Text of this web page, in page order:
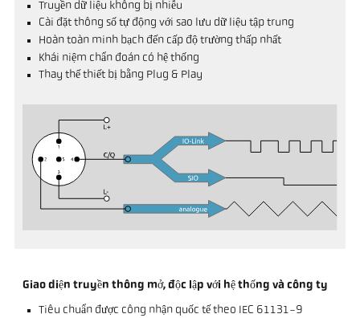
Truyền dữ liệu không bị nhiễu
Cài đặt thông số tự động với sao lưu dữ liệu tập trung
Hoàn toàn minh bạch đến cấp độ trường thấp nhất
Khái niệm chẩn đoán có hệ thống
Thay thế thiết bị bằng Plug & Play
Giao diện truyền thông mở, độc lập với hệ thống và công ty
Tiêu chuẩn được công nhận quốc tế theo IEC 61131-9